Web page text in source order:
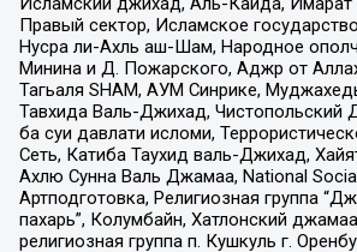
Правый сектор, Исламское
Нусра ли-Ахль аш-Шам, Народное
Минина и Д. Пожарского, Аджр от
Тагьаля SHAM, АУМ Синрике,
Тавхида Валь-Джихад, Чистопольский
ба суи давлати исломи,
Сеть, Катиба Таухид валь-Джихад,
Ахлю Сунна Валь Джамаа, National
Артподготовка, Религиозная группа
пахарь”, Колумбайн, Хатлонский
религиозная группа п. Кушкуль г.